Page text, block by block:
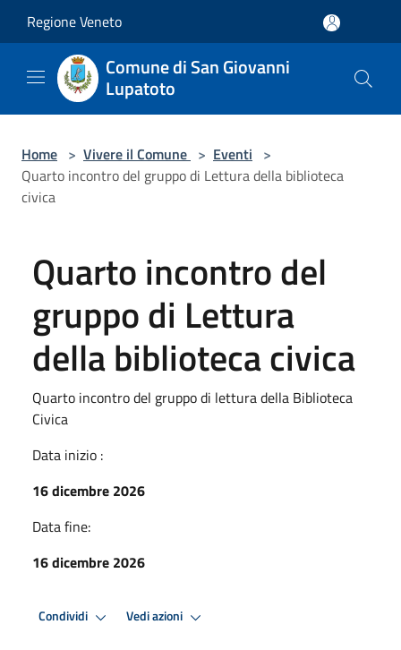
Regione Veneto
Comune di San Giovanni
Lupatoto
Home > Vivere il Comune > Eventi >
Quarto incontro del gruppo di Lettura della biblioteca
civica
Quarto incontro del
gruppo di Lettura
della biblioteca civica
Quarto incontro del gruppo di lettura della Biblioteca
Civica
Data inizio :
16 dicembre 2026
Data fine:
16 dicembre 2026
Condividi Vedi azioni